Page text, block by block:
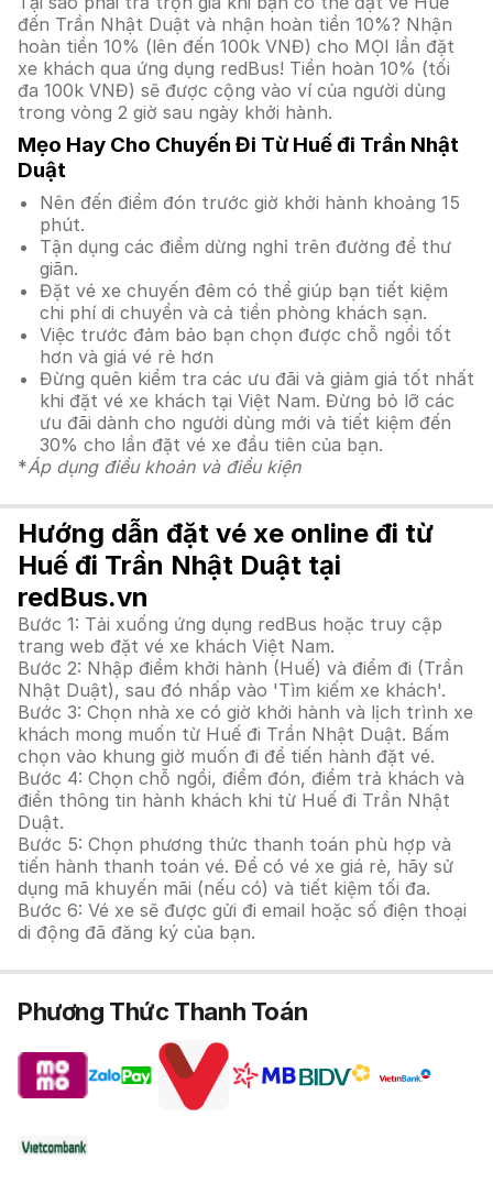
đến Trần Nhật Duật và nhận hoàn tiền 10%? Nhận
hoàn tiền 10% (lên đến 100k VNĐ) cho MỌI lần đặt
xe khách qua ứng dụng redBus! Tiền hoàn 10% (tối
đa 100k VNĐ) sẽ được cộng vào ví của người dùng
trong vòng 2 giờ sau ngày khởi hành.
Mẹo Hay Cho Chuyến Đi Từ Huế đi Trần Nhật
Duật
Nên đến điểm đón trước giờ khởi hành khoảng 15
phút.
Tận dụng các điểm dừng nghỉ trên đường để thư
giãn.
Đặt vé xe chuyến đêm có thể giúp bạn tiết kiệm
chi phí di chuyển và cả tiền phòng khách sạn.
Việc trước đảm bảo bạn chọn được chỗ ngồi tốt
hơn và giá vé rẻ hơn
Đừng quên kiểm tra các ưu đãi và giảm giá tốt nhất
khi đặt vé xe khách tại Việt Nam. Đừng bỏ lỡ các
ưu đãi dành cho người dùng mới và tiết kiệm đến
30% cho lần đặt vé xe đầu tiên của bạn.
*Áp dụng điều khoản và điều kiện
Hướng dẫn đặt vé xe online đi từ
Huế đi Trần Nhật Duật tại
redBus.vn
Bước 1: Tải xuống ứng dụng redBus hoặc truy cập
trang web đặt vé xe khách Việt Nam.
Bước 2: Nhập điểm khởi hành (Huế) và điểm đi (Trần
Nhật Duật), sau đó nhấp vào 'Tìm kiếm xe khách'.
Bước 3: Chọn nhà xe có giờ khởi hành và lịch trình xe
khách mong muốn từ Huế đi Trần Nhật Duật. Bấm
chọn vào khung giờ muốn đi để tiến hành đặt vé.
Bước 4: Chọn chỗ ngồi, điểm đón, điểm trả khách và
điền thông tin hành khách khi từ Huế đi Trần Nhật
Duật.
Bước 5: Chọn phương thức thanh toán phù hợp và
tiến hành thanh toán vé. Để có vé xe giá rẻ, hãy sử
dụng mã khuyến mãi (nếu có) và tiết kiệm tối đa.
Bước 6: Vé xe sẽ được gửi đi email hoặc số điện thoại
di động đã đăng ký của bạn.
Phương Thức Thanh Toán